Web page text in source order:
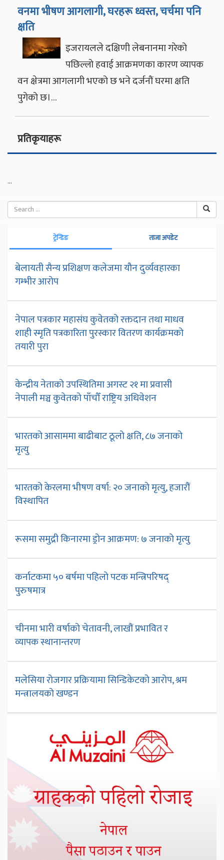
वनमा भीषण आगलागी, घरहरू ध्वस्त, चर्चमा पनि
क्षति
इजरायलले दक्षिणी लेबनानमा गरेको
पछिल्लो हवाई आक्रमणका कारण व्यापक
वन क्षेत्रमा आगलागी भएको छ भने दर्जनौं घरमा क्षति
पुगेको छ।…
प्रतिकृयाहरू
...
ट्रेन्डिङ ताजा अपडेट
बेलायती सैन्य प्रशिक्षण कलेजमा यौन दुर्व्यवहारका
गम्भीर आरोप
नेपाल पत्रकार महासंघ कुवेतको रक्तदान तथा माधव
शाही स्मृति पत्रकारिता पुरस्कार वितरण कार्यक्रमको
तयारी पुरा
केन्द्रीय नेताको उपस्थितिमा अगस्ट २१ मा प्रवासी
नेपाली मञ्च कुवेतको पाँचौँ राष्ट्रिय अधिवेशन
भारतको आसाममा बाढीबाट ठूलो क्षति, ८७ जनाको
मृत्यु
भारतको केरलमा भीषण वर्षा: २० जनाको मृत्यु, हजारौं
विस्थापित
रूसमा समुद्री किनारमा ड्रोन आक्रमण: ७ जनाको मृत्यु
कर्नाटकमा ५० बर्षमा पहिलो पटक मन्त्रिपरिषद्
पुरुषमात्र
चीनमा भारी वर्षाको चेतावनी, लाखौं प्रभावित र
व्यापक स्थानान्तरण
मलेसिया रोजगार प्रक्रियामा सिन्डिकेटको आरोप, श्रम
मन्त्रालयको खण्डन